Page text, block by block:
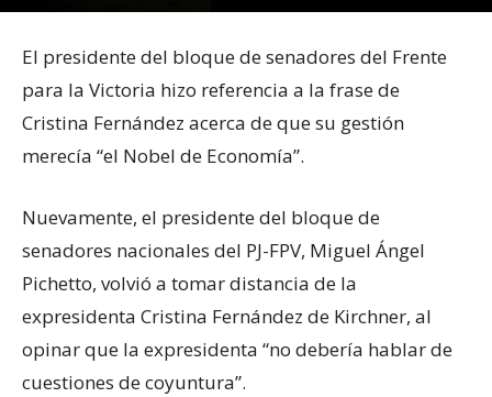
El presidente del bloque de senadores del Frente
para la Victoria hizo referencia a la frase de
Cristina Fernández acerca de que su gestión
merecía “el Nobel de Economía”.
Nuevamente, el presidente del bloque de
senadores nacionales del PJ-FPV, Miguel Ángel
Pichetto, volvió a tomar distancia de la
expresidenta Cristina Fernández de Kirchner, al
opinar que la expresidenta “no debería hablar de
cuestiones de coyuntura”.